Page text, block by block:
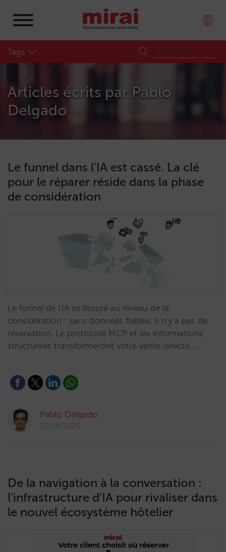
Tags
Articles écrits par Pablo
Delgado
Le funnel dans l’IA est cassé. La clé
pour le réparer réside dans la phase
de considération
Le funnel de l'IA se fissure au niveau de la
considération : sans données fiables, il n'y a pas de
réservation. Le protocole MCP et les informations
structurées transformeront votre vente directe. …
Pablo Delgado
23/04/2026
De la navigation à la conversation :
l’infrastructure d’IA pour rivaliser dans
le nouvel écosystème hôtelier